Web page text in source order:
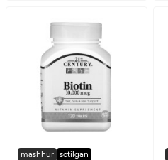
mashhur sotilgan